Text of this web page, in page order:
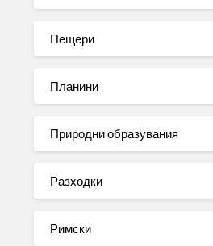
Пещери
Планини
Природни образувания
Разходки
Римски